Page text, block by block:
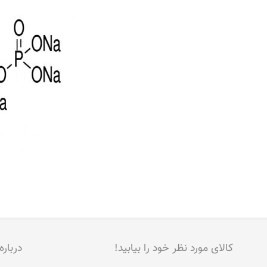
کالای مورد نظر خود را بیابید!